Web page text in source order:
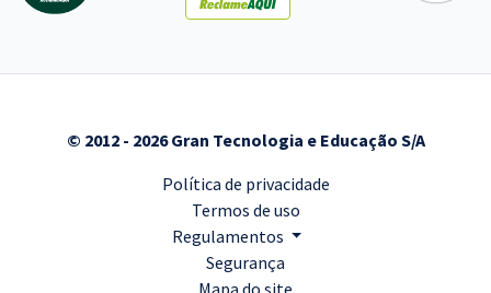
© 2012 - 2026 Gran Tecnologia e Educação S/A
Política de privacidade
Termos de uso
Regulamentos
Segurança
Mapa do site